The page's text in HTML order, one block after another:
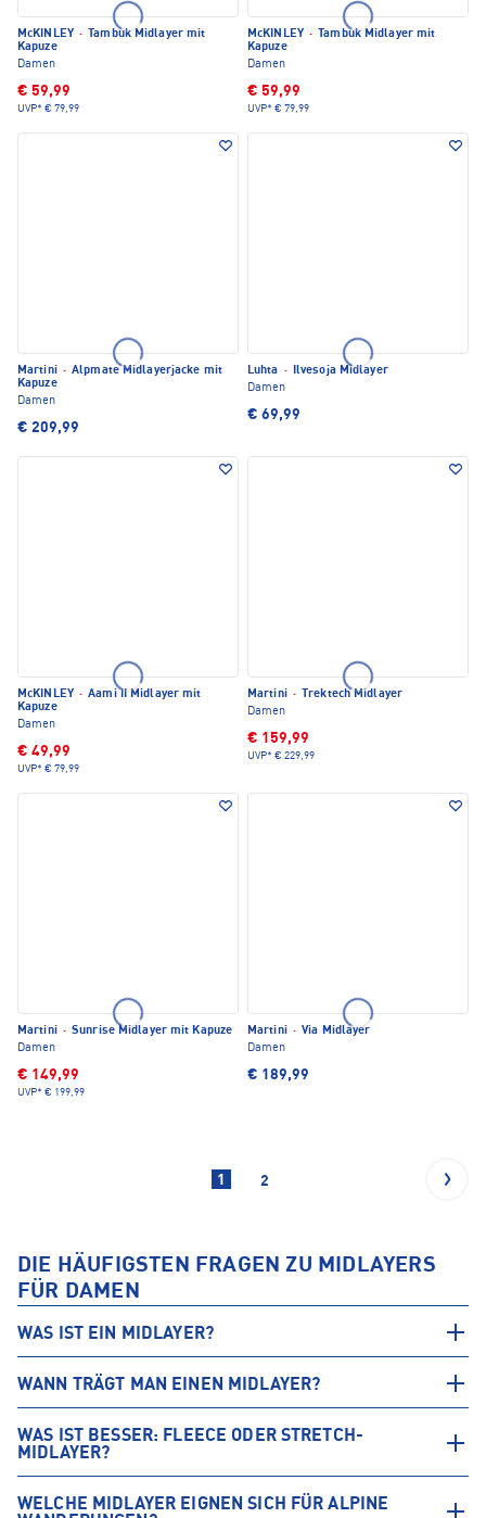
McKINLEY ·
Tambuk Midlayer mit
Kapuze
Damen
€ 59,99
UVP* € 79,99
McKINLEY ·
Tambuk Midlayer mit
Kapuze
Damen
€ 59,99
UVP* € 79,99
Martini · Alpmate Midlayerjacke mit
Kapuze
Damen
€ 209,99
Luhta · Ilvesoja Midlayer
Damen
€ 69,99
McKINLEY · Aami II Midlayer mit
Kapuze
Damen
€ 49,99
UVP* € 79,99
Martini ·
Trektech Midlayer
Damen
€ 159,99
UVP* € 229,99
Martini · Sunrise Midlayer mit Kapuze
Damen
€ 149,99
UVP* € 199,99
Martini · Via Midlayer
Damen
€ 189,99
1 2
DIE HÄUFIGSTEN FRAGEN ZU MIDLAYERS
FÜR DAMEN
WAS IST EIN MIDLAYER?
WANN TRÄGT MAN EINEN MIDLAYER?
WAS IST BESSER: FLEECE ODER STRETCH-
MIDLAYER?
WELCHE MIDLAYER EIGNEN SICH FÜR ALPINE